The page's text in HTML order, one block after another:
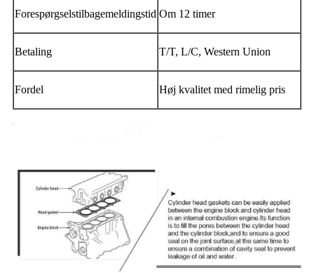
Forespørgselstilbagemeldingstid Om 12 timer
Betaling T/T, L/C, Western Union
Fordel Høj kvalitet med rimelig pris